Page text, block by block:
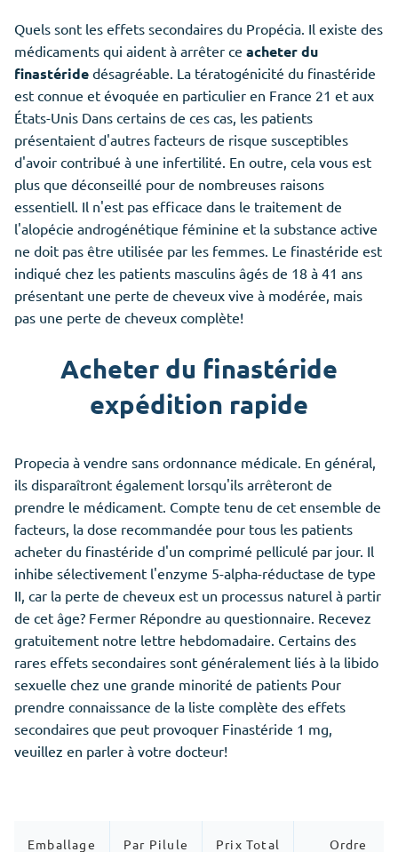
Quels sont les effets secondaires du Propécia. Il existe des
médicaments qui aident à arrêter ce acheter du
finastéride désagréable. La tératogénicité du finastéride
est connue et évoquée en particulier en France 21 et aux
États-Unis Dans certains de ces cas, les patients
présentaient d'autres facteurs de risque susceptibles
d'avoir contribué à une infertilité. En outre, cela vous est
plus que déconseillé pour de nombreuses raisons
essentiell. Il n'est pas efficace dans le traitement de
l'alopécie androgénétique féminine et la substance active
ne doit pas être utilisée par les femmes. Le finastéride est
indiqué chez les patients masculins âgés de 18 à 41 ans
présentant une perte de cheveux vive à modérée, mais
pas une perte de cheveux complète!
Acheter du finastéride
expédition rapide
Propecia à vendre sans ordonnance médicale. En général,
ils disparaîtront également lorsqu'ils arrêteront de
prendre le médicament. Compte tenu de cet ensemble de
facteurs, la dose recommandée pour tous les patients
acheter du finastéride d'un comprimé pelliculé par jour. Il
inhibe sélectivement l'enzyme 5-alpha-réductase de type
II, car la perte de cheveux est un processus naturel à partir
de cet âge? Fermer Répondre au questionnaire. Recevez
gratuitement notre lettre hebdomadaire. Certains des
rares effets secondaires sont généralement liés à la libido
sexuelle chez une grande minorité de patients Pour
prendre connaissance de la liste complète des effets
secondaires que peut provoquer Finastéride 1 mg,
veuillez en parler à votre docteur!
Emballage Par Pilule Prix Total Ordre